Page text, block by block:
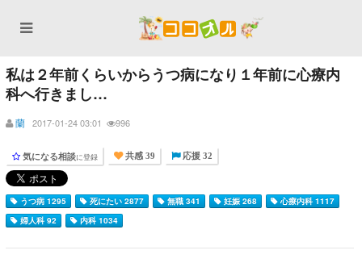
私は２年前くらいからうつ病になり１年前に心療内
科へ行きまし…
蘭 2017-01-24 03:01 996
気になる相談に登録 共感 39 応援 32
うつ病 1295 死にたい 2877 無職 341 妊娠 268
心療内科 1117
婦人科 92
内科 1034